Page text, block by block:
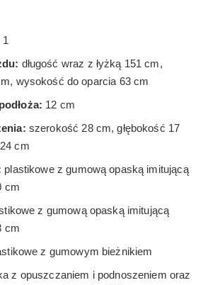
1
długość wraz z łyżką 151 cm,
wysokość do oparcia 63 cm
12 cm
szerokość 28 cm, głębokość 17
cm
plastikowe z gumową opaską imitującą
cm
z gumową opaską imitującą
cm
z gumowym bieżnikiem
z opuszczaniem i podnoszeniem oraz